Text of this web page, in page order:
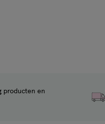
producten en